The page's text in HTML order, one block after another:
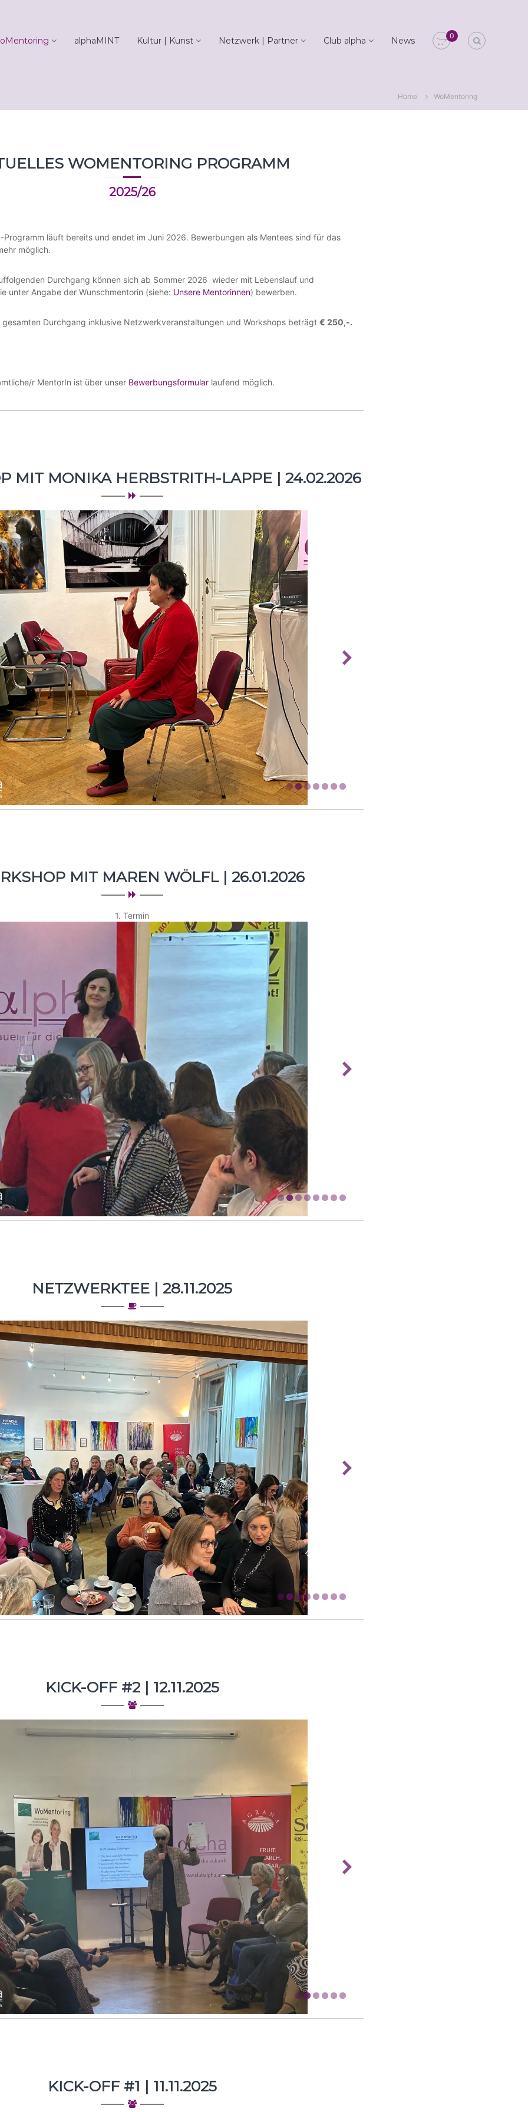
alphaMINT Kultur | Kunst Netzwerk | Partner Club alpha News 0
Home WoMentoring
WOMENTORING PROGRAMM
2025/26
Programm läuft bereits und endet im Juni 2026. Bewerbungen als Mentees sind für das
möglich.
Durchgang können sich ab Sommer 2026 wieder mit Lebenslauf und
unter Angabe der Wunschmentorin (siehe: Unsere Mentorinnen) bewerben.
Durchgang inklusive Netzwerkveranstaltungen und Workshops beträgt € 250,-.
r MentorIn ist über unser Bewerbungsformular laufend möglich.
MIT MONIKA HERBSTRITH-LAPPE | 24.02.2026
MIT MAREN WÖLFL | 26.01.2026
1. Termin
NETZWERKTEE | 28.11.2025
KICK-OFF #2 | 12.11.2025
KICK-OFF #1 | 11.11.2025